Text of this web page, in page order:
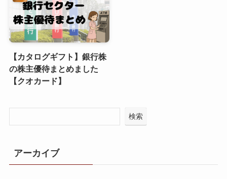
【カタログギフト】銀行株
の株主優待まとめました
【クオカード】
検索
アーカイブ